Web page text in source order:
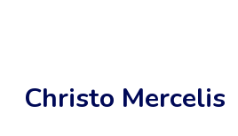
Christo Mercelis